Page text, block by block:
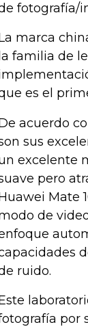
fotografía/
marca
la familia de
es el
acuerdo
sus
excelente
pero
Mate
de
ruido.
por